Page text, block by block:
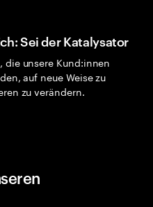
Sei der Katalysator
unsere Kund:innen
auf neue Weise zu
zu verändern.